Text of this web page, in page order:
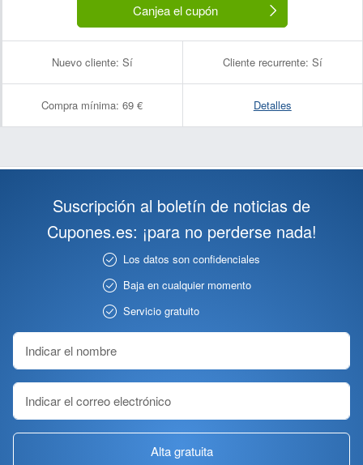
Canjea el cupón
Nuevo cliente: Sí Cliente recurrente: Sí
Compra mínima: 69 € Detalles
Suscripción al boletín de noticias de
Cupones.es: ¡para no perderse nada!
Los datos son confidenciales
Baja en cualquier momento
Servicio gratuito
Alta gratuita